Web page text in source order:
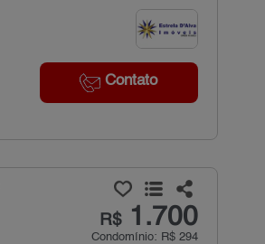
Contato
R$1.700
Condomínio: R$ 294